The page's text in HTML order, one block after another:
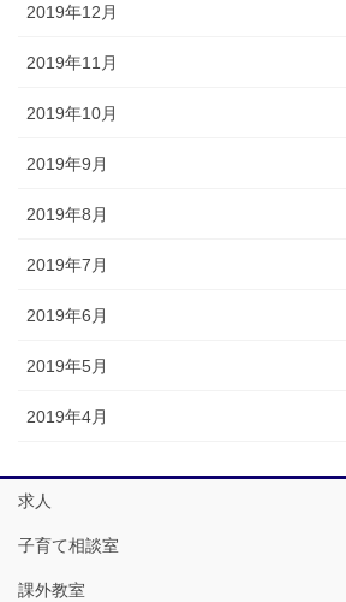
2019年12月
2019年11月
2019年10月
2019年9月
2019年8月
2019年7月
2019年6月
2019年5月
2019年4月
求人
子育て相談室
課外教室